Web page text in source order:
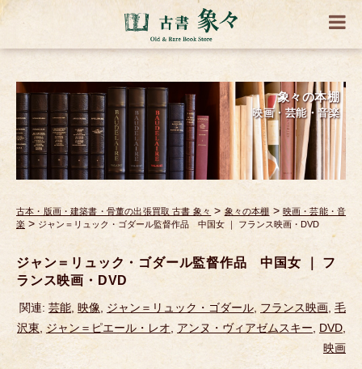
象々の本棚
映画・芸能・音楽
古本・版画・建築書・骨董の出張買取 古書 象々 > 象々の本棚 > 映画・芸能・音
楽 > ジャン＝リュック・ゴダール監督作品 中国女 ｜ フランス映画・DVD
ジャン＝リュック・ゴダール監督作品 中国女 ｜ フ
ランス映画・DVD
関連: 芸能, 映像, ジャン＝リュック・ゴダール, フランス映画, 毛
沢東, ジャン＝ピエール・レオ, アンヌ・ヴィアゼムスキー, DVD,
映画